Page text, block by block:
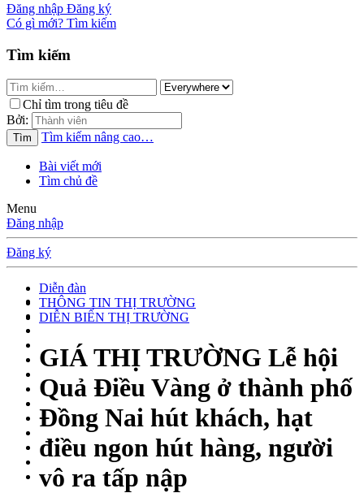
Đăng nhập Đăng ký
Có gì mới? Tìm kiếm
Tìm kiếm
Chỉ tìm trong tiêu đề
Bởi:
Tìm Tìm kiếm nâng cao…
Bài viết mới
Tìm chủ đề
Menu
Đăng nhập
Đăng ký
Diễn đàn
THÔNG TIN THỊ TRƯỜNG
DIỄN BIẾN THỊ TRƯỜNG
GIÁ THỊ TRƯỜNG Lễ hội
Quả Điều Vàng ở thành phố
Đồng Nai hút khách, hạt
điều ngon hút hàng, người
vô ra tấp nập